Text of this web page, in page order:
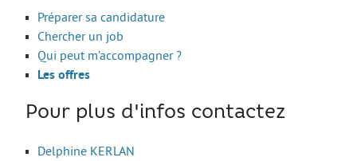
ETUDES / FORMATION
L’orientation
Les stages
Bafa et animation
La formation continue
Préparer sa candidature
Chercher un job
Qui peut m’accompagner ?
Les offres
Pour plus d'infos contactez
Delphine KERLAN